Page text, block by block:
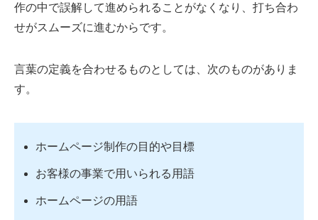
作の中で誤解して進められることがなくなり、打ち合わ
せがスムーズに進むからです。
言葉の定義を合わせるものとしては、次のものがありま
す。
ホームページ制作の目的や目標
お客様の事業で用いられる用語
ホームページの用語